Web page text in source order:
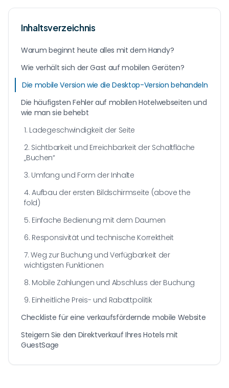
Inhaltsverzeichnis
Warum beginnt heute alles mit dem Handy?
Wie verhält sich der Gast auf mobilen Geräten?
Die mobile Version wie die Desktop-Version behandeln
Die häufigsten Fehler auf mobilen Hotelwebseiten und
wie man sie behebt
1. Ladegeschwindigkeit der Seite
2. Sichtbarkeit und Erreichbarkeit der Schaltfläche
„Buchen“
3. Umfang und Form der Inhalte
4. Aufbau der ersten Bildschirmseite (above the
fold)
5. Einfache Bedienung mit dem Daumen
6. Responsivität und technische Korrektheit
7. Weg zur Buchung und Verfügbarkeit der
wichtigsten Funktionen
8. Mobile Zahlungen und Abschluss der Buchung
9. Einheitliche Preis- und Rabattpolitik
Checkliste für eine verkaufsfördernde mobile Website
Steigern Sie den Direktverkauf Ihres Hotels mit
GuestSage